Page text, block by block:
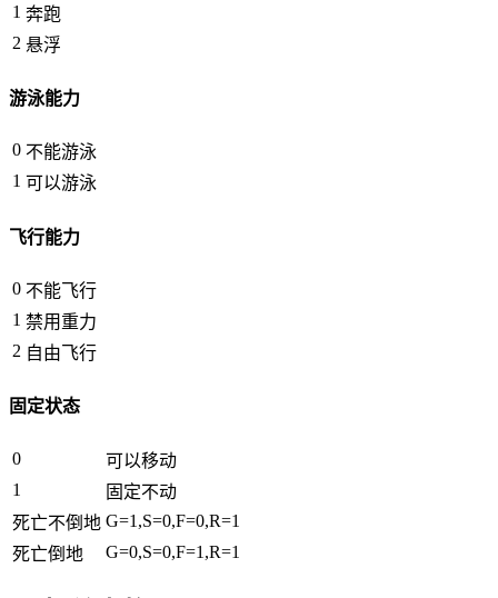
1 奔跑
2 悬浮
游泳能力
0 不能游泳
1 可以游泳
飞行能力
0 不能飞行
1 禁用重力
2 自由飞行
固定状态
0
可以移动
1
固定不动
死亡不倒地 G=1,S=0,F=0,R=1
死亡倒地
G=0,S=0,F=1,R=1